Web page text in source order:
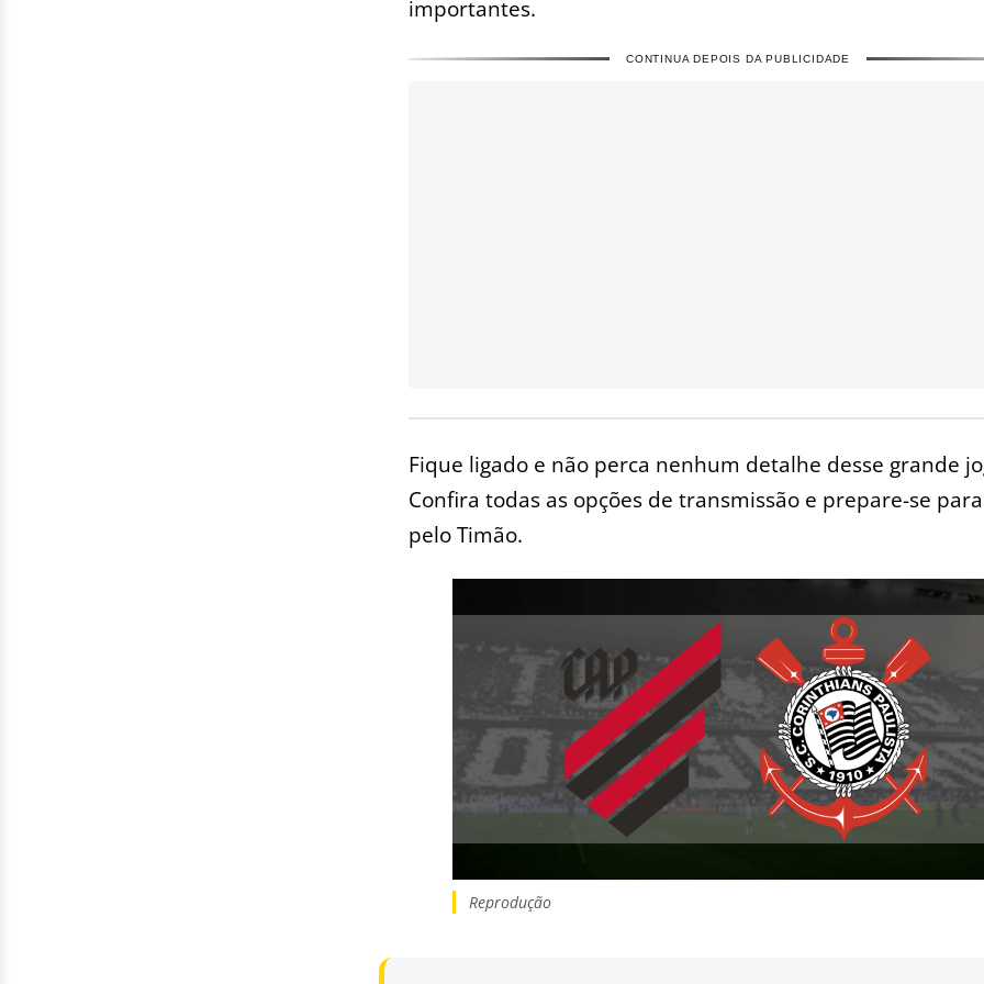
importantes.
CONTINUA DEPOIS DA PUBLICIDADE
Fique ligado e não perca nenhum detalhe desse grande
Confira todas as opções de transmissão e prepare-se
pelo Timão.
Reprodução